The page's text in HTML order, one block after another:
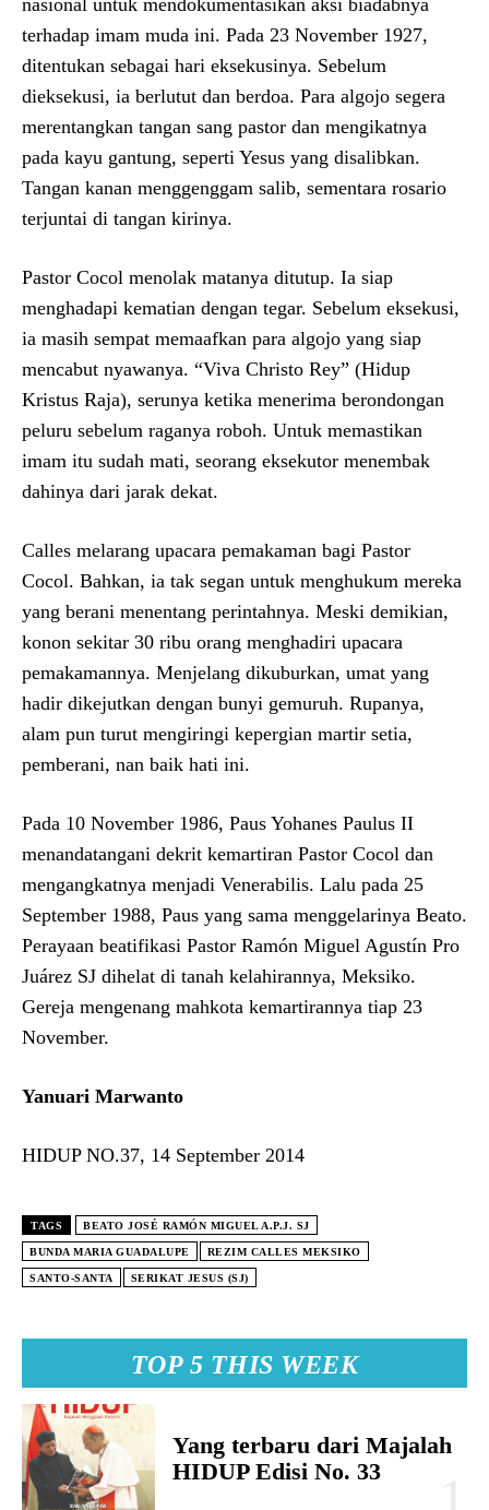
TOP 5 THIS WEEK
Yang terbaru dari Majalah
HIDUP Edisi No. 33
nasional untuk mendokumentasikan aksi biadabnya
terhadap imam muda ini. Pada 23 November 1927,
ditentukan sebagai hari eksekusinya. Sebelum
dieksekusi, ia berlutut dan berdoa. Para algojo segera
merentangkan tangan sang pastor dan mengikatnya
pada kayu gantung, seperti Yesus yang disalibkan.
Tangan kanan menggenggam salib, sementara rosario
terjuntai di tangan kirinya.
Pastor Cocol menolak matanya ditutup. Ia siap
menghadapi kematian dengan tegar. Sebelum eksekusi,
ia masih sempat memaafkan para algojo yang siap
mencabut nyawanya. “Viva Christo Rey” (Hidup
Kristus Raja), serunya ketika menerima berondongan
peluru sebelum raganya roboh. Untuk memastikan
imam itu sudah mati, seorang eksekutor menembak
dahinya dari jarak dekat.
Calles melarang upacara pemakaman bagi Pastor
Cocol. Bahkan, ia tak segan untuk menghukum mereka
yang berani menentang perintahnya. Meski demikian,
konon sekitar 30 ribu orang menghadiri upacara
pemakamannya. Menjelang dikuburkan, umat yang
hadir dikejutkan dengan bunyi gemuruh. Rupanya,
alam pun turut mengiringi kepergian martir setia,
pemberani, nan baik hati ini.
Pada 10 November 1986, Paus Yohanes Paulus II
menandatangani dekrit kemartiran Pastor Cocol dan
mengangkatnya menjadi Venerabilis. Lalu pada 25
September 1988, Paus yang sama menggelarinya Beato.
Perayaan beatifikasi Pastor Ramón Miguel Agustín Pro
Juárez SJ dihelat di tanah kelahirannya, Meksiko.
Gereja mengenang mahkota kemartirannya tiap 23
November.
Yanuari Marwanto
HIDUP NO.37, 14 September 2014
TAGS BEATO JOSÉ RAMÓN MIGUEL A.P.J. SJ
BUNDA MARIA GUADALUPE REZIM CALLES MEKSIKO
SANTO-SANTA SERIKAT JESUS (SJ)